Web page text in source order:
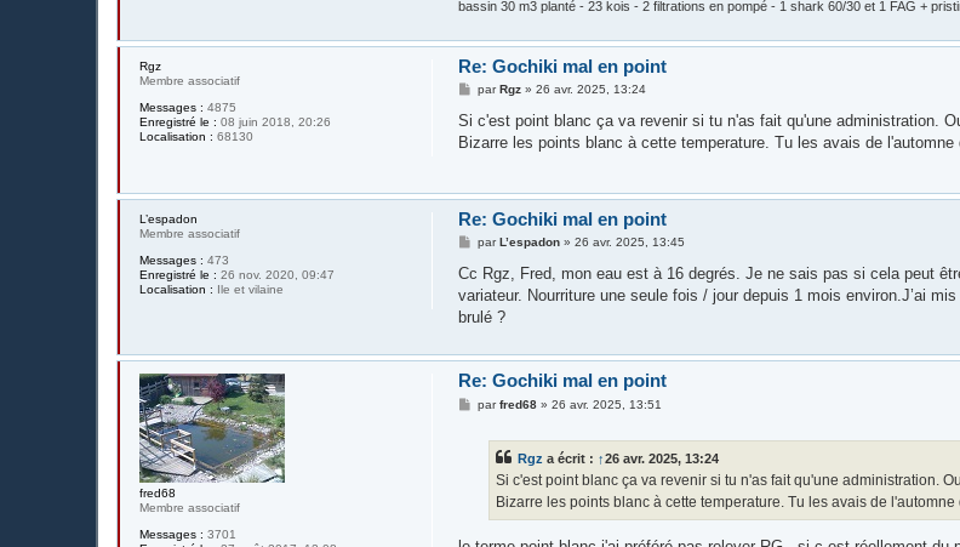
bassin 30 m3 planté - 23 kois - 2 filtrations en pompé - 1 shark 60/30 et 1 FAG +
Rgz
Membre associatif
Messages : 4875
Enregistré le : 08 juin 2018, 20:26
Localisation : 68130
Re: Gochiki mal en point
M
s
a
par Rgz »26 avr. 2025, 13:24
Si c'est point blanc ça va revenir si tu n'as fait qu'une administration.
Bizarre les points blanc à cette temperature. Tu les avais de l'automne
L’espadon
Membre associatif
Messages : 473
Enregistré le : 26 nov. 2020, 09:47
Localisation : Ile et vilaine
Re: Gochiki mal en point
M
s
a
g
par L’espadon »26 avr. 2025, 13:45
Cc Rgz, Fred, mon eau est à 16 degrés. Je ne sais pas si cela peut
variateur. Nourriture une seule fois / jour depuis 1 mois environ.J’ai
brulé ?
fred68
Membre associatif
Messages : 3701
Re: Gochiki mal en point
Mparfred68 »26 avr. 2025, 13:51
Rgz a écrit : ↑26 avr. 2025, 13:24
Si c'est point blanc ça va revenir si tu n'as fait qu'une administration.
Bizarre les points blanc à cette temperature. Tu les avais de